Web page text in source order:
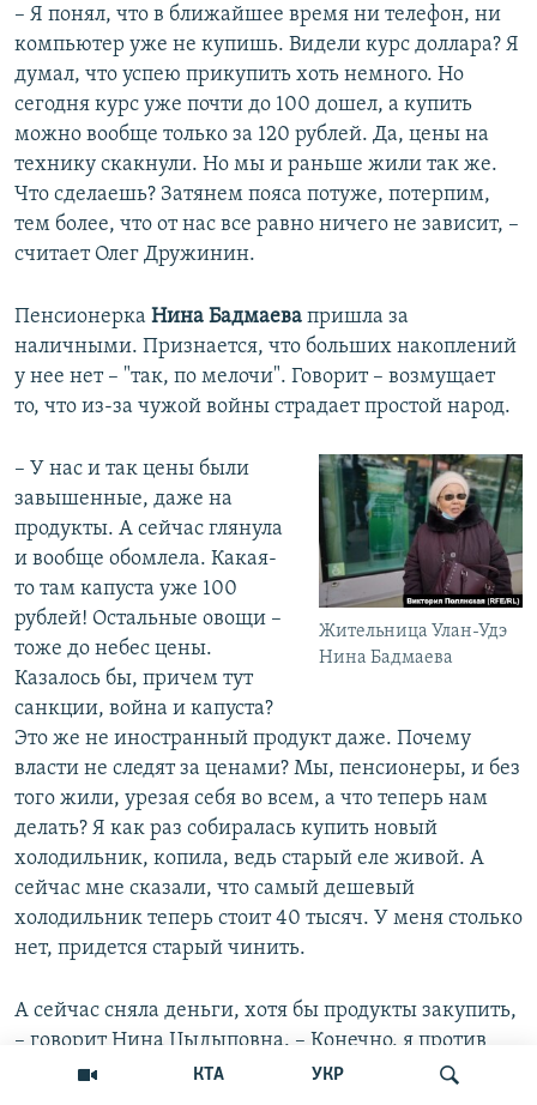
КТА УКР
– Я понял, что в ближайшее время ни телефон, ни
компьютер уже не купишь. Видели курс доллара? Я
думал, что успею прикупить хоть немного. Но
сегодня курс уже почти до 100 дошел, а купить
можно вообще только за 120 рублей. Да, цены на
технику скакнули. Но мы и раньше жили так же.
Что сделаешь? Затянем пояса потуже, потерпим,
тем более, что от нас все равно ничего не зависит, –
считает Олег Дружинин.
Пенсионерка Нина Бадмаева пришла за
наличными. Признается, что больших накоплений
у нее нет – "так, по мелочи". Говорит – возмущает
то, что из-за чужой войны страдает простой народ.
Жительница Улан-Удэ
Нина Бадмаева
– У нас и так цены были
завышенные, даже на
продукты. А сейчас глянула
и вообще обомлела. Какая-
то там капуста уже 100
рублей! Остальные овощи –
тоже до небес цены.
Казалось бы, причем тут
санкции, война и капуста?
Это же не иностранный продукт даже. Почему
власти не следят за ценами? Мы, пенсионеры, и без
того жили, урезая себя во всем, а что теперь нам
делать? Я как раз собиралась купить новый
холодильник, копила, ведь старый еле живой. А
сейчас мне сказали, что самый дешевый
холодильник теперь стоит 40 тысяч. У меня столько
нет, придется старый чинить.
А сейчас сняла деньги, хотя бы продукты закупить,
– говорит Нина Цыдыповна. – Конечно, я против
войны, ведь платить за нее нам придется. Я вообще